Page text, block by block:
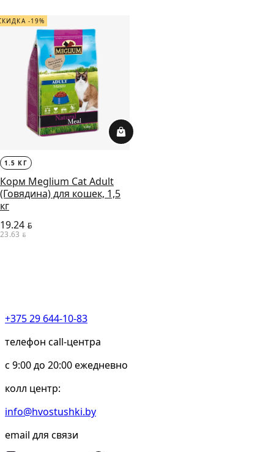
-19%
1.5 КГ
Корм Meglium Cat Adult
(Говядина) для кошек, 1,5
кг
19.24 BYN
23.63 BYN
+375 29 644-10-83
телефон call-центра
c 9:00 до 20:00 ежедневно
колл центр:
info@hvostushki.by
email для связи